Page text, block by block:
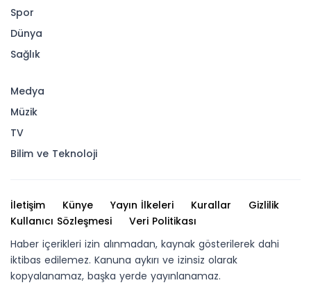
Spor
Dünya
Sağlık
Medya
Müzik
TV
Bilim ve Teknoloji
İletişim Künye Yayın İlkeleri Kurallar
Gizlilik
Kullanıcı Sözleşmesi
Veri Politikası
Haber içerikleri izin alınmadan, kaynak gösterilerek dahi
iktibas edilemez. Kanuna aykırı ve izinsiz olarak
kopyalanamaz, başka yerde yayınlanamaz.